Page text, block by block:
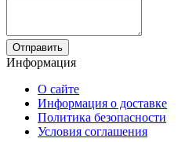
Отправить
Информация
О сайте
Информация о доставке
Политика безопасности
Условия соглашения